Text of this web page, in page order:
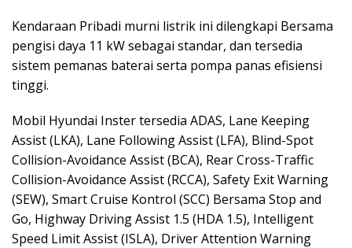
Kendaraan Pribadi murni listrik ini dilengkapi Bersama
pengisi daya 11 kW sebagai standar, dan tersedia
sistem pemanas baterai serta pompa panas efisiensi
tinggi.
Mobil Hyundai Inster tersedia ADAS, Lane Keeping
Assist (LKA), Lane Following Assist (LFA), Blind-Spot
Collision-Avoidance Assist (BCA), Rear Cross-Traffic
Collision-Avoidance Assist (RCCA), Safety Exit Warning
(SEW), Smart Cruise Kontrol (SCC) Bersama Stop and
Go, Highway Driving Assist 1.5 (HDA 1.5), Intelligent
Speed Limit Assist (ISLA), Driver Attention Warning